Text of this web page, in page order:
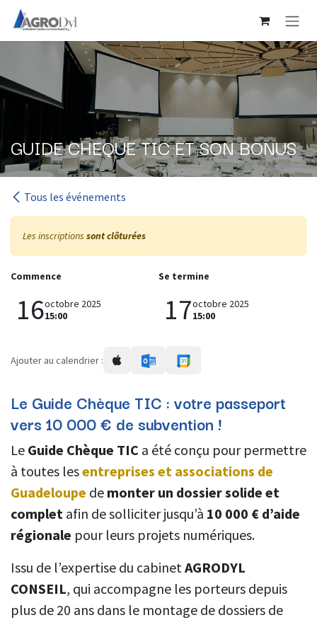
Se rendre au contenu
GUIDE CHEQUE TIC ET SON BONUS
Tous les événements
Les inscriptions sont clôturées
Commence
16octobre 2025
15:00
Se termine
17octobre 2025
15:00
Ajouter au calendrier :
Le Guide Chèque TIC : votre passeport
vers 10 000 € de subvention !
Le Guide Chèque TIC a été conçu pour permettre
à toutes lesentreprises et associations de
Guadeloupe de monter un dossier solide et
complet afin de solliciter jusqu’à 10 000 € d’aide
régionale pour leurs projets numériques.
Issu de l’expertise du cabinetAGRODYL
CONSEIL, qui accompagne les porteurs depuis
plus de 20 ans dans le montage de dossiers de